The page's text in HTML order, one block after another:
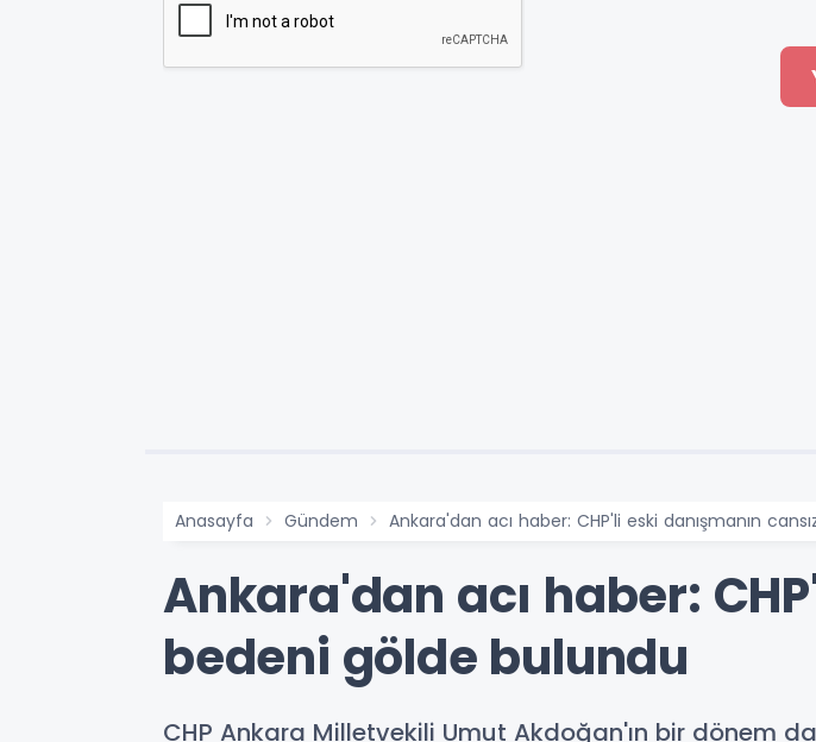
Anasayfa Gündem Ankara'dan acı haber: CHP'li eski danışmanın
Ankara'dan acı haber:
bedeni gölde bulundu
CHP Ankara Milletvekili Umut Akdoğan'ın bir dönem